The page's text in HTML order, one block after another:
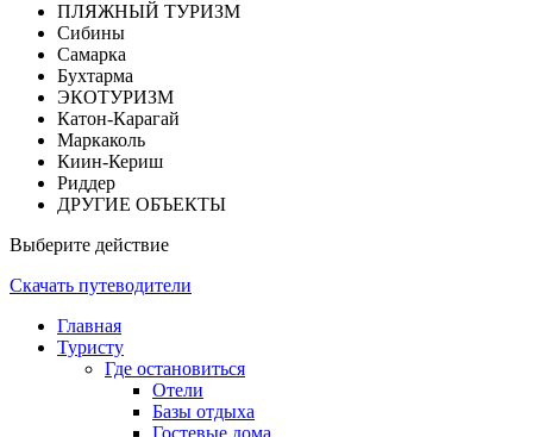
ПЛЯЖНЫЙ ТУРИЗМ
Сибины
Самарка
Бухтарма
ЭКОТУРИЗМ
Катон-Карагай
Маркаколь
Киин-Кериш
Риддер
ДРУГИЕ ОБЪЕКТЫ
Выберите действие
Скачать путеводители
Главная
Туристу
Где остановиться
Отели
Базы отдыха
Гостевые дома